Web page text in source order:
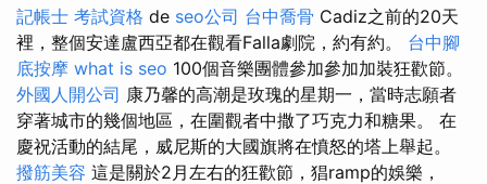
記帳士 考試資格 de seo公司 台中喬骨 Cadiz之前的20天
裡，整個安達盧西亞都在觀看Falla劇院，約有約。 台中腳
底按摩 what is seo 100個音樂團體參加參加加裝狂歡節。
外國人開公司 康乃馨的高潮是玫瑰的星期一，當時志願者
穿著城市的幾個地區，在圍觀者中撒了巧克力和糖果。 在
慶祝活動的結尾，威尼斯的大國旗將在憤怒的塔上舉起。
撥筋美容 這是關於2月左右的狂歡節，猖ramp的娛樂，